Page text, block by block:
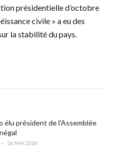
présidentielle d’octobre
civile » a eu des
la stabilité du pays.
élu président de l’Assemblée
26 MAI 2026